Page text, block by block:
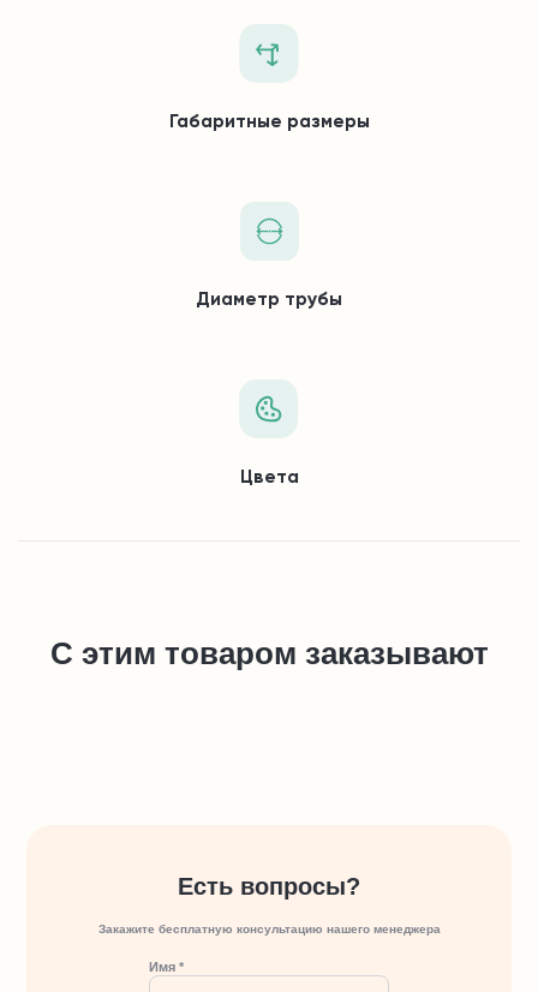
Габаритные размеры
Диаметр трубы
Цвета
С этим товаром заказывают
Есть вопросы?
Закажите бесплатную консультацию нашего менеджера
Имя *